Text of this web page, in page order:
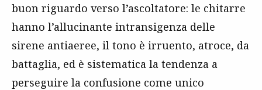
buon riguardo verso l’ascoltatore: le chitarre
hanno l’allucinante intransigenza delle
sirene antiaeree, il tono è irruento, atroce, da
battaglia, ed è sistematica la tendenza a
perseguire la confusione come unico